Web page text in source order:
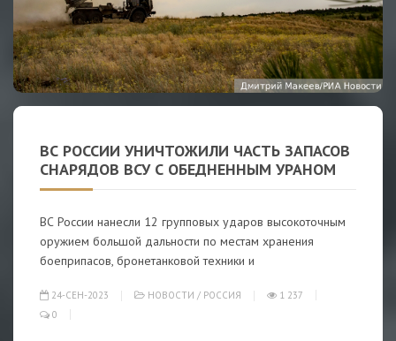
ВС РОССИИ УНИЧТОЖИЛИ ЧАСТЬ ЗАПАСОВ
СНАРЯДОВ ВСУ С ОБЕДНЕННЫМ УРАНОМ
ВС России нанесли 12 групповых ударов высокоточным
оружием большой дальности по местам хранения
боеприпасов, бронетанковой техники и
24-СЕН-2023 НОВОСТИ / РОССИЯ
1 237
0